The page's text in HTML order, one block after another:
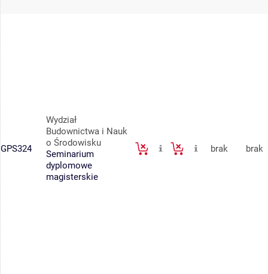
GPS324
Wydział
Budownictwa i Nauk
o Środowisku
Seminarium
dyplomowe
magisterskie
brak brak